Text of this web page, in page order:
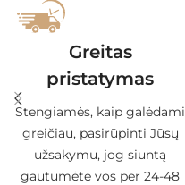
Greitas
pristatymas
Stengiamės, kaip galėdami
greičiau, pasirūpinti Jūsų
užsakymu, jog siuntą
gautumėte vos per 24-48